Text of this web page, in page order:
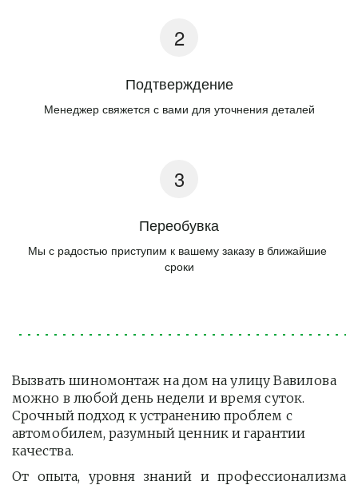
Подтверждение
Менеджер свяжется с вами для уточнения деталей
Переобувка
Мы с радостью приступим к вашему заказу в ближайшие
сроки
Вызвать шиномонтаж на дом на улицу Вавилова
можно в любой день недели и время суток.
Срочный подход к устранению проблем с
автомобилем, разумный ценник и гарантии
качества.
От опыта, уровня знаний и профессионализма